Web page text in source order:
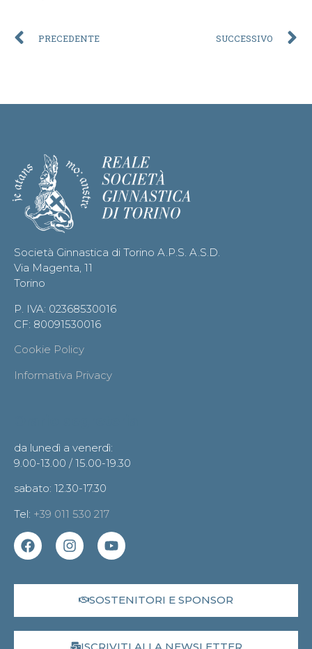
PRECEDENTE SUCCESSIVO
Società Ginnastica di Torino A.P.S. A.S.D.
Via Magenta, 11
Torino
P. IVA: 02368530016
CF: 80091530016
Cookie Policy
Informativa Privacy
da lunedì a venerdì:
9.00-13.00 / 15.00-19.30
sabato: 12.30-17.30
Tel: +39 011 530 217
SOSTENITORI E SPONSOR